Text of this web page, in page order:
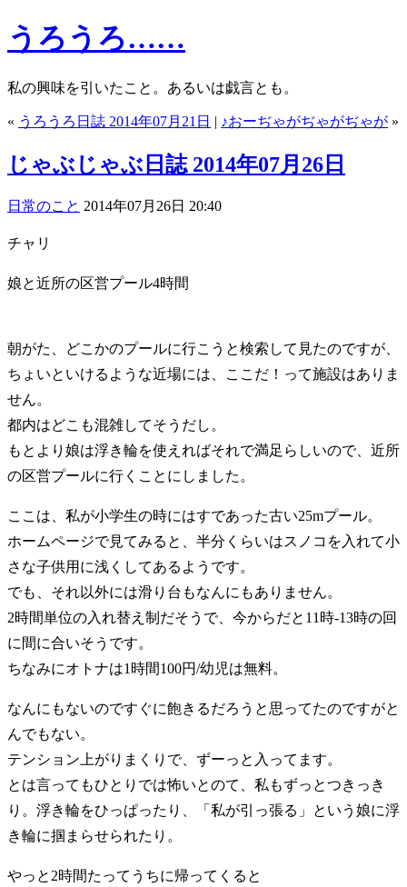
うろうろ……
私の興味を引いたこと。あるいは戯言とも。
« うろうろ日誌 2014年07月21日 | ♪おーぢゃがぢゃがぢゃが »
じゃぶじゃぶ日誌 2014年07月26日
日常のこと 2014年07月26日 20:40
チャリ
娘と近所の区営プール4時間
朝がた、どこかのプールに行こうと検索して見たのですが、
ちょいといけるような近場には、ここだ！って施設はありま
せん。
都内はどこも混雑してそうだし。
もとより娘は浮き輪を使えればそれで満足らしいので、近所
の区営プールに行くことにしました。
ここは、私が小学生の時にはすであった古い25mプール。
ホームページで見てみると、半分くらいはスノコを入れて小
さな子供用に浅くしてあるようです。
でも、それ以外には滑り台もなんにもありません。
2時間単位の入れ替え制だそうで、今からだと11時-13時の回
に間に合いそうです。
ちなみにオトナは1時間100円/幼児は無料。
なんにもないのですぐに飽きるだろうと思ってたのですがと
んでもない。
テンション上がりまくりで、ずーっと入ってます。
とは言ってもひとりでは怖いとのて、私もずっとつきっき
り。浮き輪をひっぱったり、「私が引っ張る」という娘に浮
き輪に掴まらせられたり。
やっと2時間たってうちに帰ってくると